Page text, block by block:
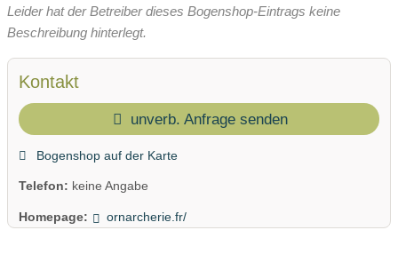
Leider hat der Betreiber dieses Bogenshop-Eintrags keine
Beschreibung hinterlegt.
Kontakt
unverb. Anfrage senden
Bogenshop auf der Karte
Telefon: keine Angabe
Homepage: ornarcherie.fr/